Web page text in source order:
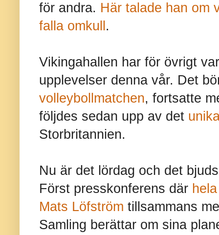
för andra. Här talade han om
falla omkull .
Vikingahallen har för övrigt
upplevelser denna vår. Det
volleybollmatchen, fortsatte
följdes sedan upp av det
Storbritannien.
Nu är det lördag och det
Först presskonferens där
Mats Löfström tillsammans
Samling berättar om sina